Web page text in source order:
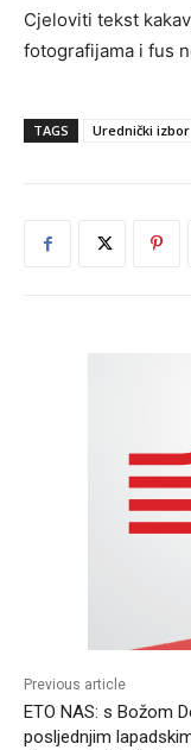
Cjeloviti tekst
fotografijama i fus
TAGS Urednički izbor
Previous article
ETO NAS: s Božom
posljednjim